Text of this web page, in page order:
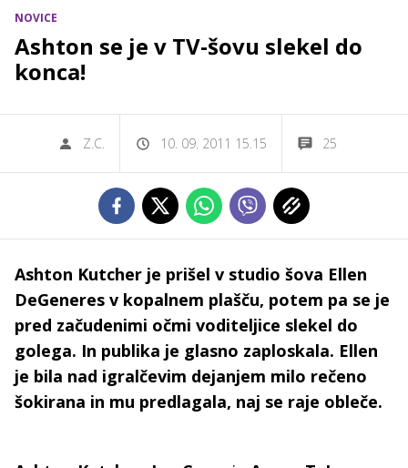
NOVICE
Ashton se je v TV-šovu slekel do
konca!
Z.C. 10. 09. 2011 15.15 25
Ashton Kutcher je prišel v studio šova Ellen
DeGeneres v kopalnem plašču, potem pa se je
pred začudenimi očmi voditeljice slekel do
golega. In publika je glasno zaploskala. Ellen
je bila nad igralčevim dejanjem milo rečeno
šokirana in mu predlagala, naj se raje obleče.